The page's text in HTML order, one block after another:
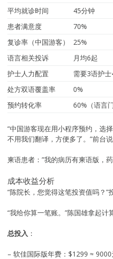
平均就诊时间
45分钟
患者满意度
70%
复诊率（中国游客）
25%
语言相关投诉
月均6起
护士人力配置
需要3语护士
处方双语覆盖率
0%
预约转化率
60%（语言门
“中国游客现在用小程序预约，选
不用我们翻译，方便多了。”前台说
柬语患者：”我的病历有柬语版，
成本收益分析
“陈院长，您觉得这笔投资值吗？”
“我给你算一笔账。”陈国雄拿起计
总投入 ：
– 软佳国际版年费：$1299 ≈